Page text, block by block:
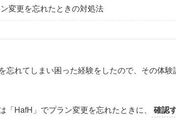
変更を忘れたときの対処法
忘れてしまい困った経験をしたので、その体験
「HafH」でプラン変更を忘れたときに、 確認